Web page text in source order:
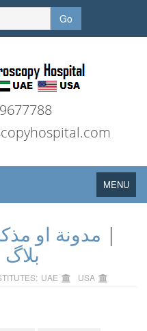
Go
Toggle
navigation
MENU
مدونة او |
بلاگ
UAE USA